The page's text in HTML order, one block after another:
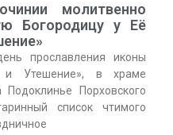
молитвенно
Богородицу у Её
прославления иконы
и Утешение», в храме
Подоклинье Порховского
список чтимого